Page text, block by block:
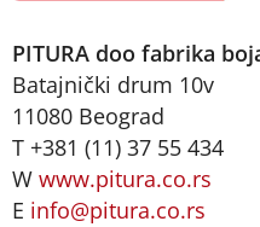
PITURA doo fabrika
Batajnički drum 10v
11080 Beograd
T +381 (11) 37 55 434
W www.pitura.co.rs
E info@pitura.co.rs